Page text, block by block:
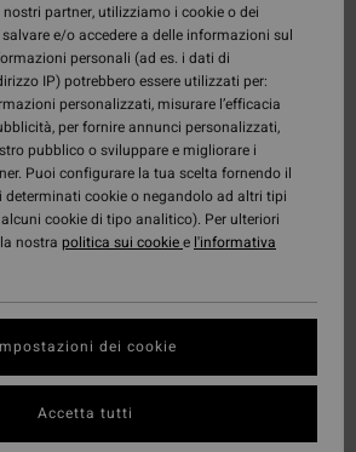
partner, utilizziamo i cookie o dei
e/o accedere a delle informazioni sul
personali (ad es. i dati di
IP) potrebbero essere utilizzati per:
personalizzati, misurare l’efficacia
per fornire annunci personalizzati,
pubblico o sviluppare e migliorare i
Puoi configurare la tua scelta fornendo il
determinati cookie o negandolo ad altri tipi
cookie di tipo analitico). Per ulteriori
nostra politica sui cookiee l'informativa
dei cookie
Accetta tutti